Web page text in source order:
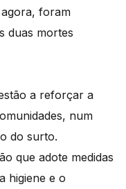
foram
duas mortes
a reforçar a
num
do surto.
que adote medidas
higiene e o